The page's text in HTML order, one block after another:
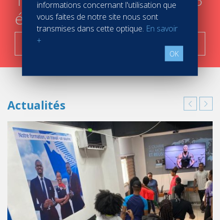
étapes
Actualités
informations concernant l'utilisation que
vous faites de notre site nous sont
transmises dans cette optique. En savoir
+
OK